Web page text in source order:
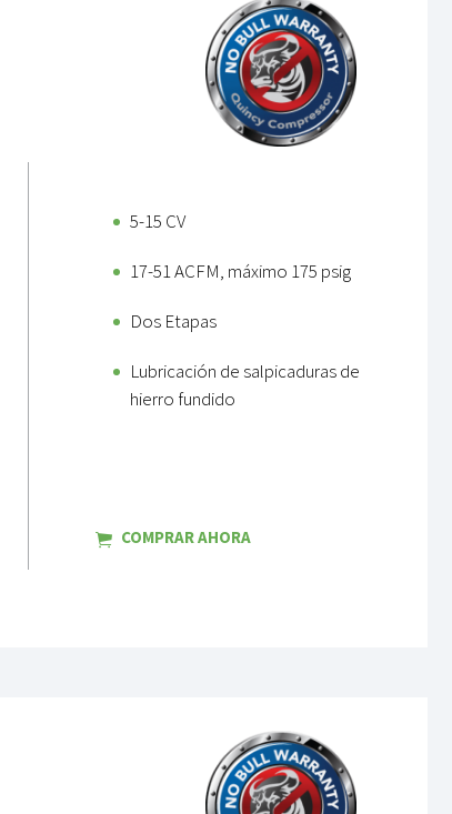
5-15 CV
17-51 ACFM, máximo 175 psig
Dos Etapas
Lubricación de salpicaduras de
hierro fundido
COMPRAR AHORA